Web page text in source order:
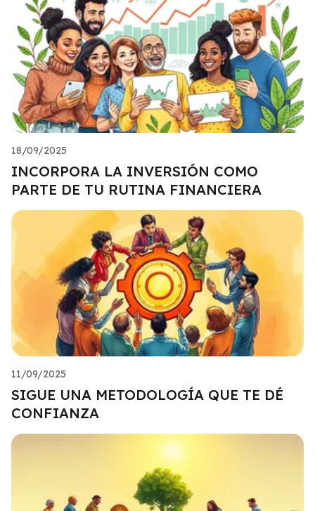
18/09/2025
INCORPORA LA INVERSIÓN COMO
PARTE DE TU RUTINA FINANCIERA
11/09/2025
SIGUE UNA METODOLOGÍA QUE TE DÉ
CONFIANZA